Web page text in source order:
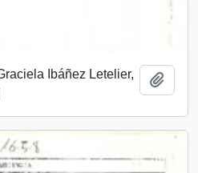
Ibáñez Letelier,